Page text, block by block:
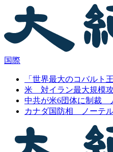
国際
「世界最大のコバル
米 対イラン最大規模
中共が米6団体に制裁
カナダ国防相 ノーテ